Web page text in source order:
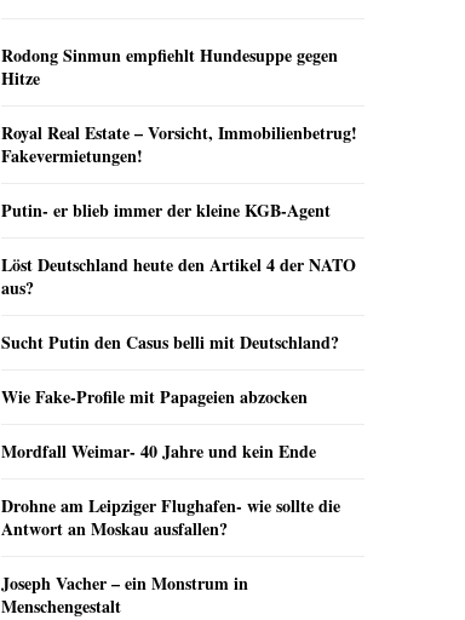
Rodong Sinmun empfiehlt Hundesuppe gegen
Hitze
Royal Real Estate – Vorsicht, Immobilienbetrug!
Fakevermietungen!
Putin- er blieb immer der kleine KGB-Agent
Löst Deutschland heute den Artikel 4 der NATO
aus?
Sucht Putin den Casus belli mit Deutschland?
Wie Fake-Profile mit Papageien abzocken
Mordfall Weimar- 40 Jahre und kein Ende
Drohne am Leipziger Flughafen- wie sollte die
Antwort an Moskau ausfallen?
Joseph Vacher – ein Monstrum in
Menschengestalt